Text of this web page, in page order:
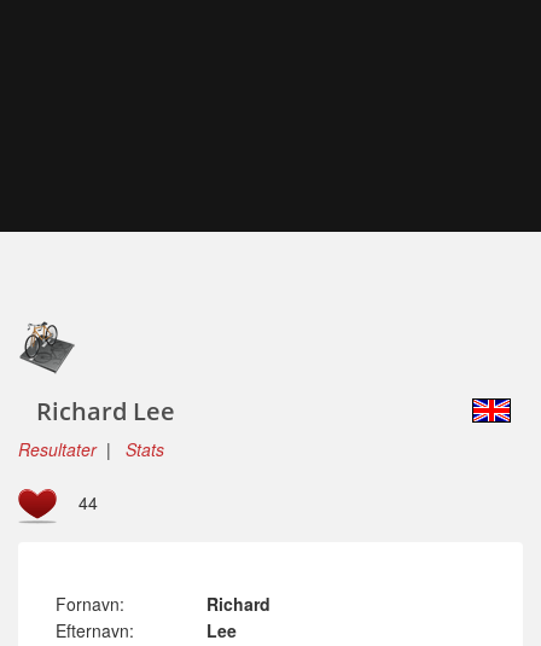
Richard Lee
Resultater| Stats
44
Fornavn:
Richard
Efternavn:
Lee